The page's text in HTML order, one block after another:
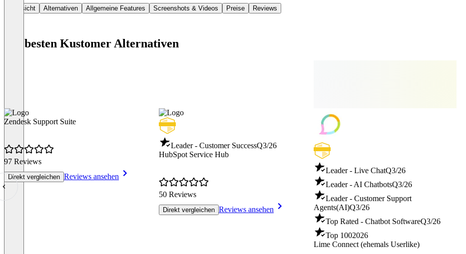
Übersicht Alternativen Allgemeine Features Screenshots & Videos Preise Reviews
Die besten Kustomer Alternativen
Zendesk Support Suite
97 Reviews
Direkt vergleichen Reviews ansehen
Leader - Customer SuccessQ3/26
HubSpot Service Hub
50 Reviews
Direkt vergleichen Reviews ansehen
Leader - Live ChatQ3/26
Leader - AI ChatbotsQ3/26
Leader - Customer Support
Agents(AI)Q3/26
Top Rated - Chatbot SoftwareQ3/26
Top 1002026
Lime Connect (ehemals Userlike)